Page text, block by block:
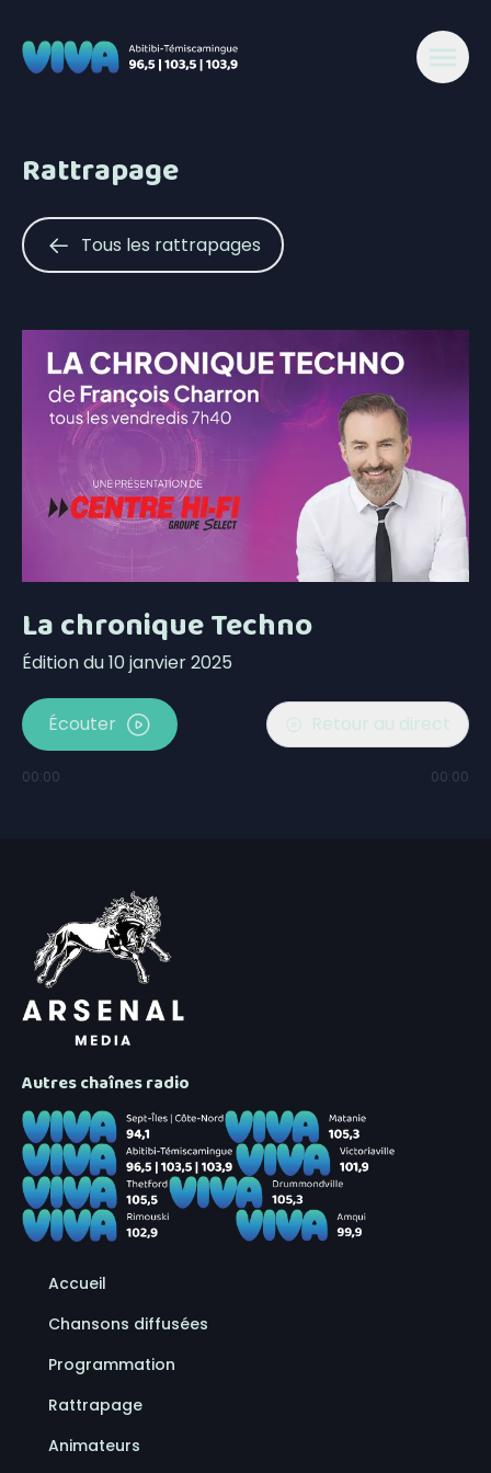
Rattrapage
Tous les rattrapages
La chronique Techno
Édition du 10 janvier 2025
Écouter Retour au direct
00:00 00:00
Autres chaînes radio
Accueil
Chansons diffusées
Programmation
Rattrapage
Animateurs